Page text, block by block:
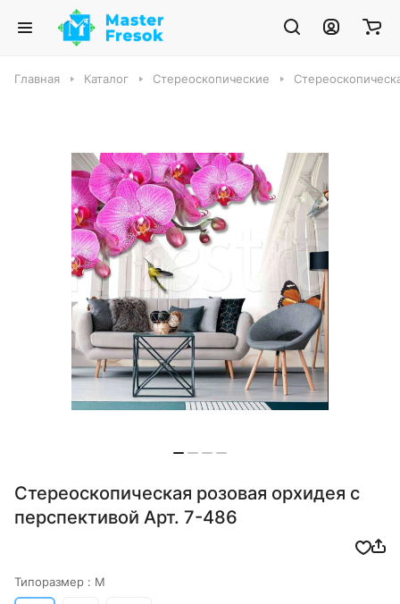
Главная Каталог Стереоскопические
Стереоскопическая розовая орхидея с
перспективой Арт. 7-486
Типоразмер : M